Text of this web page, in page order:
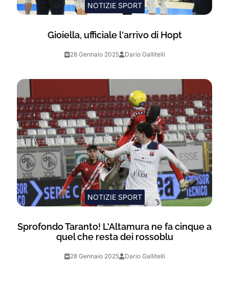
NOTIZIE SPORT
Gioiella, ufficiale l'arrivo di Hopt
28 Gennaio 2025 Dario Gallitelli
NOTIZIE SPORT
Sprofondo Taranto! L'Altamura ne fa cinque a
quel che resta dei rossoblu
28 Gennaio 2025 Dario Gallitelli